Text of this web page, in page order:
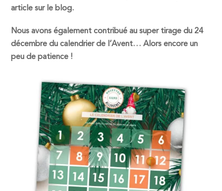
article sur le blog.
Nous avons également contribué au super tirage du 24
décembre du calendrier de l’Avent… Alors encore un
peu de patience !